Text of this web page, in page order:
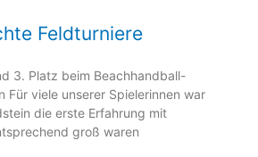
Feldturniere
3. Platz beim Beachhandball-
Für viele unserer Spielerinnen war
die erste Erfahrung mit
groß waren